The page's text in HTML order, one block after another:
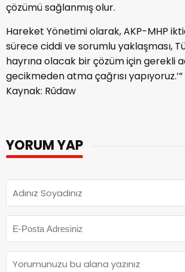
çözümü sağlanmış olur.
Hareket Yönetimi olarak, AKP-MHP
sürece ciddi ve sorumlu yaklaşması,
hayrına olacak bir çözüm için gerekli
gecikmeden atma çağrısı yapıyoruz.’”
Kaynak: Rûdaw
YORUM YAP